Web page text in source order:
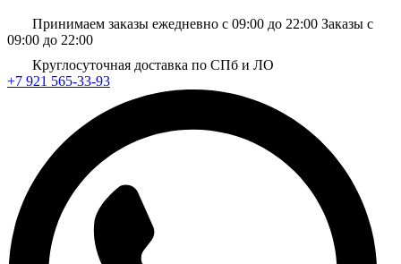
Принимаем заказы ежедневно с 09:00 до 22:00 Заказы с
09:00 до 22:00
Круглосуточная доставка по СПб и ЛО
+7 921 565-33-93